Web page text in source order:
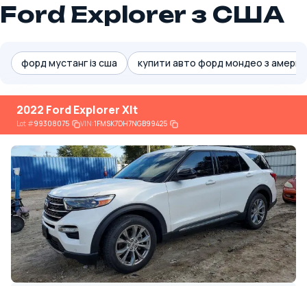
Ford Explorer з США
форд мустанг із сша купити авто форд мондео з
2022 Ford Explorer Xlt
Lot#99308075 VIN:1FMSK7DH7NGB99425